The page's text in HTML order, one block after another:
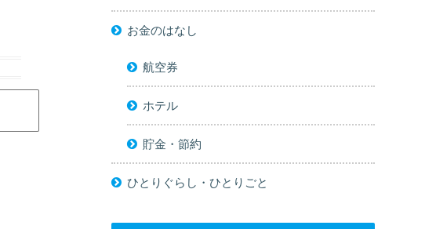
お金のはなし
航空券
ホテル
貯金・節約
ひとりぐらし・ひとりごと